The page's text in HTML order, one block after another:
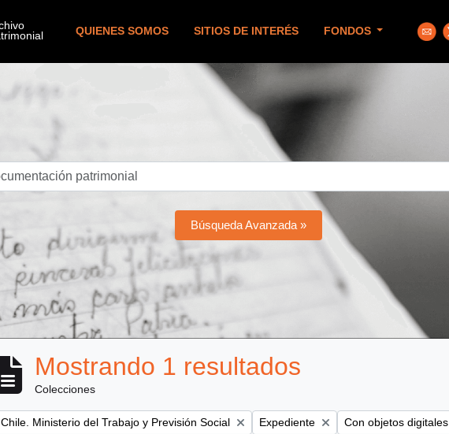
QUIENES SOMOS SITIOS DE INTERÉS FONDOS
Búsqueda Avanzada »
Mostrando 1 resultados
Colecciones
Remove filter:
Chile. Ministerio del Trabajo y Previsión Social Remove filter:
Expediente Remove filter:
Con objetos digitales